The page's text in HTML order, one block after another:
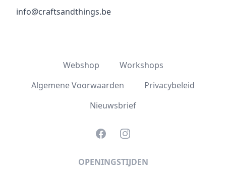
info@craftsandthings.be
Webshop
Workshops
Algemene Voorwaarden
Privacybeleid
Nieuwsbrief
FacebookInstagram
OPENINGSTIJDEN